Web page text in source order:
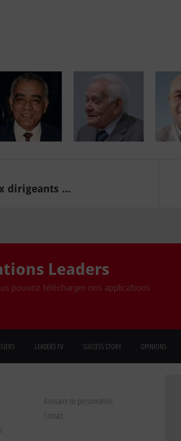
dirigeants ...
Leaders
pouvez télécharger nos applications
LEADERS TV SUCCESS STORY OPINIONS
Annuaire de personnalités
Contact